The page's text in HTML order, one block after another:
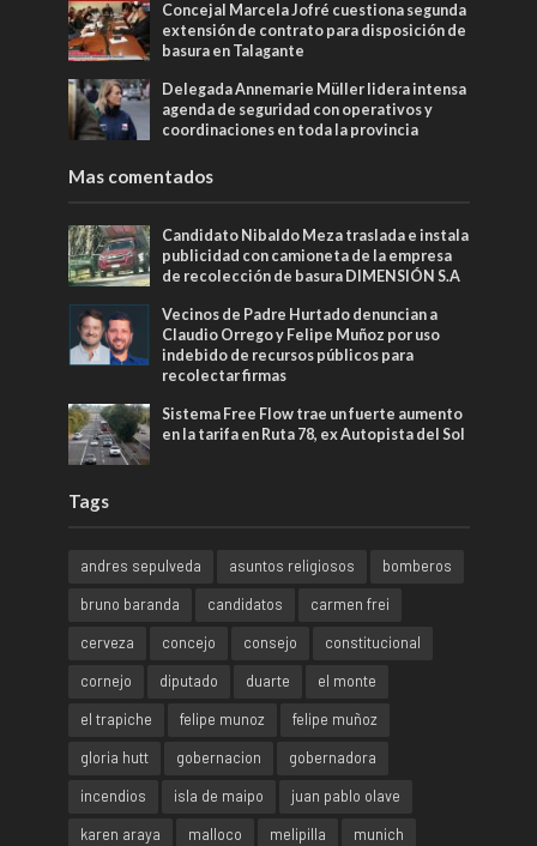
Concejal Marcela Jofré cuestiona segunda
extensión de contrato para disposición de
basura en Talagante
Delegada Annemarie Müller lidera intensa
agenda de seguridad con operativos y
coordinaciones en toda la provincia
Mas comentados
Candidato Nibaldo Meza traslada e instala
publicidad con camioneta de la empresa
de recolección de basura DIMENSIÓN S.A
Vecinos de Padre Hurtado denuncian a
Claudio Orrego y Felipe Muñoz por uso
indebido de recursos públicos para
recolectar firmas
Sistema Free Flow trae un fuerte aumento
en la tarifa en Ruta 78, ex Autopista del Sol
Tags
andres sepulveda asuntos religiosos
bomberos
bruno baranda
candidatos
carmen frei
cerveza
concejo consejo
constitucional
cornejo
diputado duarte
el monte
el trapiche
felipe munoz
felipe muñoz
gloria hutt
gobernacion
gobernadora
incendios
isla de maipo
juan pablo olave
karen araya
malloco melipilla munich